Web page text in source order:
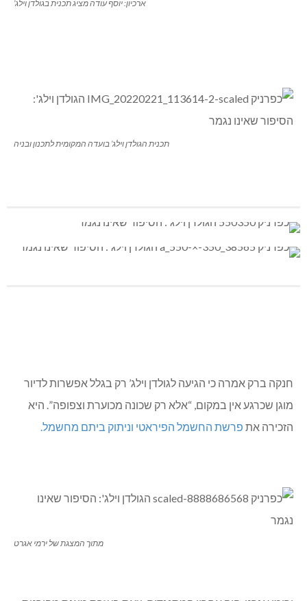
ארכיון: יוסף עודה מציג תכנית בגולדן וילג’
תכנית הגולדן וילג’ בועדה המקומית לתכנון ובניה
חנקה ברק אמרה כי הגיעה לגולדן וילג’ רק בגלל אפשרות לדיור
מוגן שכרגע אין במקום, “אלא רק שכונה מכוערת וצפופה”. היא
הזכירה את פרשת החשמל הפיראטי וניתוק ביתם מחשמל.
מתוך המצגת של ירמי אגרט